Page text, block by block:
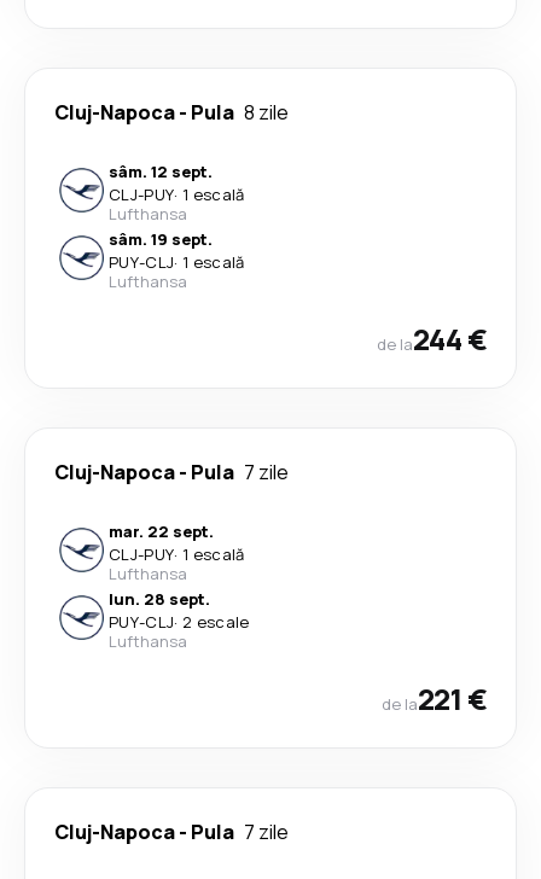
Cluj-Napoca- Pula 8 zile
sâm. 12 sept.
CLJ-PUY· 1 escală
Lufthansa
sâm. 19 sept.
PUY-CLJ· 1 escală
Lufthansa
de la244 €
Cluj-Napoca- Pula 7 zile
mar. 22 sept.
CLJ-PUY· 1 escală
Lufthansa
lun. 28 sept.
PUY-CLJ· 2 escale
Lufthansa
de la221 €
Cluj-Napoca- Pula 7 zile